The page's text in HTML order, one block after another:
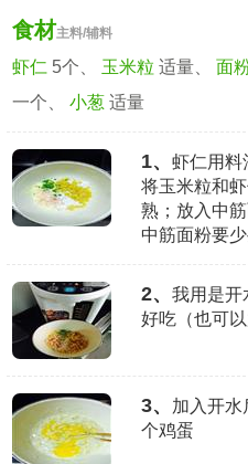
食材主料/辅料
虾仁 5个、 玉米粒 适量、面
一个、小葱 适量
1、
虾仁用料
将玉米粒和
熟；放入中
中筋面粉要
2、
我用是开
好吃（也可以
3、
加入开水
个鸡蛋